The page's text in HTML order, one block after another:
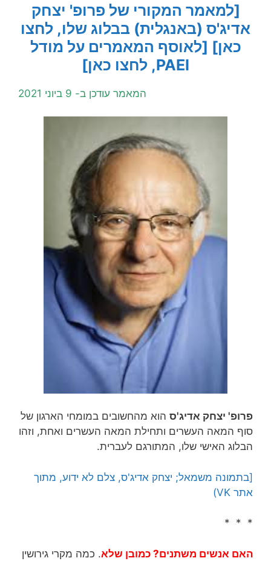
[למאמר המקורי של פרופ' יצחק
אדיג'ס (באנגלית) בבלוג שלו, לחצו
כאן] [לאוסף המאמרים על מודל
PAEI, לחצו כאן]
המאמר עודכן ב- 9 ביוני 2021
פרופ' יצחק אדיג'ס הוא מהחשובים במומחי הארגון של
סוף המאה העשרים ותחילת המאה העשרים ואחת, וזהו
הבלוג האישי שלו, המתורגם לעברית.
[בתמונה משמאל; יצחק אדיג'ס, צלם לא ידוע, מתוך
אתר VK)
* * *
האם אנשים משתנים? כמובן שלא. כמה מקרי גירושין